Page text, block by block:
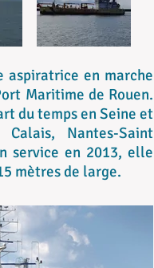
aspiratrice en marche
Maritime de Rouen.
du temps en Seine et
Nantes-Saint
service en 2013, elle
mètres de large.